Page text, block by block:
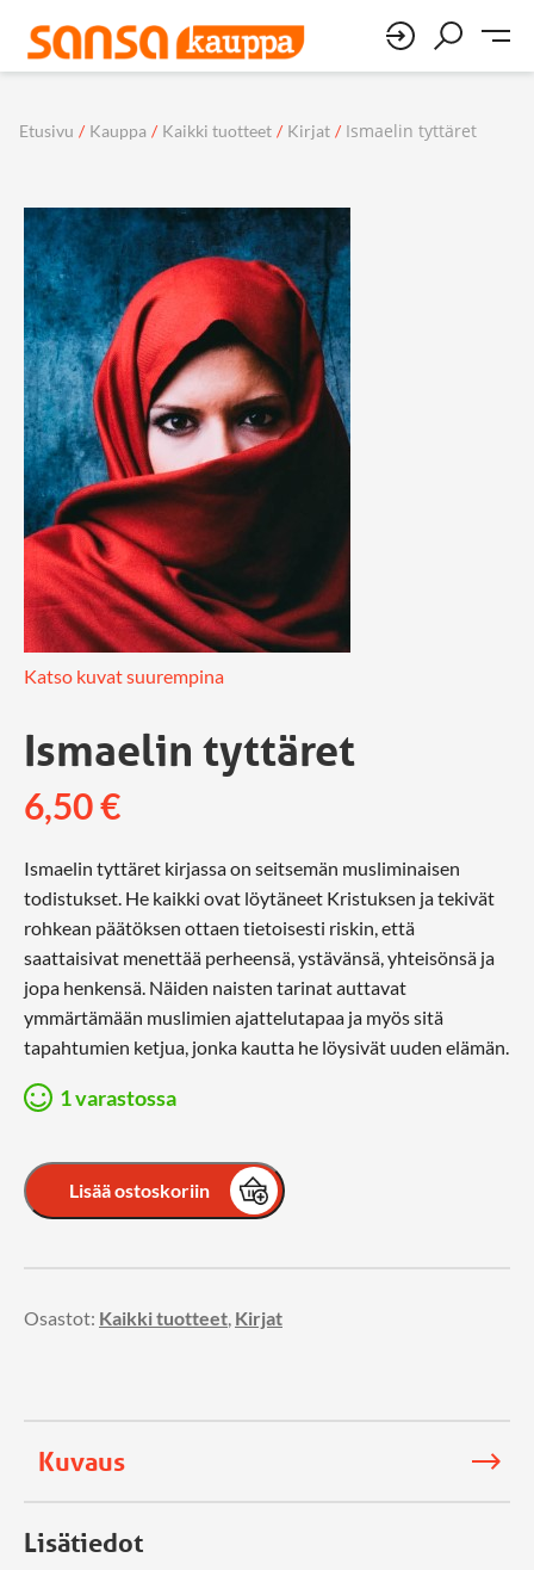
Etusivu / Kauppa / Kaikki tuotteet / Kirjat / Ismaelin tyttäret
Katso kuvat suurempina
Ismaelin tyttäret
6,50€
Ismaelin tyttäret kirjassa on seitsemän musliminaisen
todistukset. He kaikki ovat löytäneet Kristuksen ja tekivät
rohkean päätöksen ottaen tietoisesti riskin, että
saattaisivat menettää perheensä, ystävänsä, yhteisönsä ja
jopa henkensä. Näiden naisten tarinat auttavat
ymmärtämään muslimien ajattelutapaa ja myös sitä
tapahtumien ketjua, jonka kautta he löysivät uuden elämän.
1 varastossa
Lisää ostoskoriin
Osastot: Kaikki tuotteet, Kirjat
Kuvaus
Lisätiedot